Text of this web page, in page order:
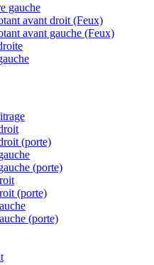
gauche
avant droit (Feux)
avant gauche (Feux)
(porte)
(porte)
(porte)
(porte)